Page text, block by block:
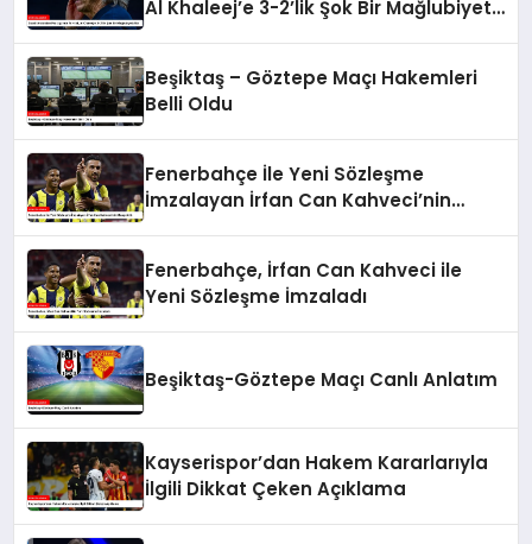
Al Khaleej’e 3-2’lik Şok Bir Mağlubiyet
Beşiktaş – Göztepe Maçı Hakemleri
Belli Oldu
Fenerbahçe İle Yeni Sözleşme
İmzalayan İrfan Can Kahveci’nin
Fenerbahçe, İrfan Can Kahveci ile
Yeni Sözleşme İmzaladı
Beşiktaş-Göztepe Maçı Canlı Anlatım
Kayserispor’dan Hakem Kararlarıyla
İlgili Dikkat Çeken Açıklama